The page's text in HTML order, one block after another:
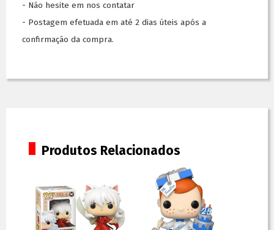
- Não hesite em nos contatar
- Postagem efetuada em até 2 dias úteis após a
confirmação da compra.
Produtos Relacionados